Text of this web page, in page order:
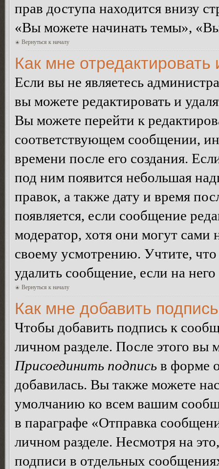
прав доступа находится внизу
«Вы можете начинать темы»,
Вернуться к началу
Как мне
Если вы не являетесь
вы можете редактировать и
Вы можете перейти к
соответствующем сообщении,
времени после его создания.
под ним появится небольшая
правок, а также дату и время
появляется, если сообщение
модератор, хотя они могут сами
своему усмотрению. Учтите,
удалить сообщение, если на
Вернуться к началу
Как мне добавить
Чтобы добавить подпись к
личном разделе. После этого
Присоединить подпись в форме
добавилась. Вы также можете
умолчанию ко всем вашим
в параграфе «Отправка
личном разделе. Несмотря на
подписи в отдельных